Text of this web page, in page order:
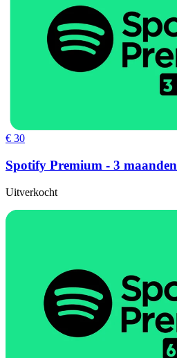
€ 30
Spotify Premium - 3 maanden
Uitverkocht